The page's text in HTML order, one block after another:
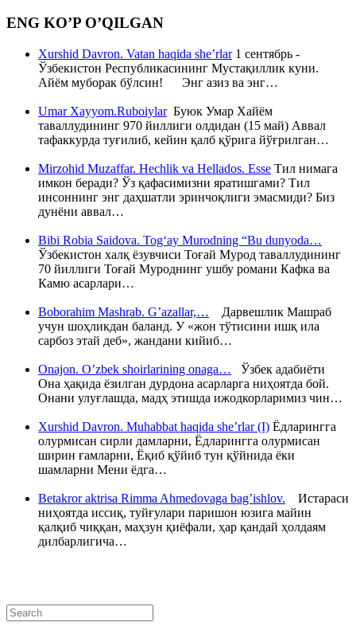
ENG KO’P O’QILGAN
Xurshid Davron. Vatan haqida she’rlar1 сентябрь -
Ўзбекистон Республикасининг Мустақиллик куни.
Айём муборак бўлсин! Энг азиз ва энг…
Umar Xayyom.RuboiylarБуюк Умар Хайём
таваллудининг 970 йиллиги олдидан (15 май) Аввал
тафаккурда туғилиб, кейин қалб қўрига йўғрилган…
Mirzohid Muzaffar. Hechlik va Hellados. Esse Тил нимага
имкон беради? Ўз қафасимизни яратишгами? Тил
инсоннинг энг даҳшатли эринчоқлиги эмасмиди? Биз
дунёни аввал…
Bibi Robia Saidova. Tog‘ay Murodning “Bu dunyoda…
Ўзбекистон халқ ёзувчиси Тоғай Мурод таваллудининг
70 йиллиги Тоғай Муроднинг ушбу романи Кафка ва
Камю асарлари…
Boborahim Mashrab. G’azallar,… Дарвешлик Машраб
учун шоҳликдан баланд. У «жон тўтисини ишқ ила
сарбоз этай деб», жандани кийиб…
Onajon. O’zbek shoirlarining onaga… Ўзбек адабиёти
Она ҳақида ёзилган дурдона асарларга ниҳоятда бой.
Онани улуғлашда, мадҳ этишда ижодкорларимиз чин…
Xurshid Davron. Muhabbat haqida she’rlar (I) Ёдларингга
олурмисан сирли дамларни, Ёдларингга олурмисан
ширин ғамларни, Ёқиб қўйиб тун қўйнида ёки
шамларни Мени ёдга…
Betakror aktrisa Rimma Ahmedovaga bag’ishlov. Истараси
ниҳоятда иссиқ, туйғулари паришон юзига майин
қалқиб чиққан, маҳзун қиёфали, ҳар қандай ҳолдаям
дилбарлигича…